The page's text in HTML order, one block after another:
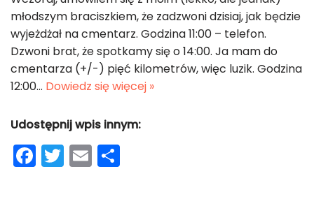
k
młodszym braciszkiem, że zadzwoni dzisiaj, jak będzie
wyjeżdżał na cmentarz. Godzina 11:00 – telefon.
Dzwoni brat, że spotkamy się o 14:00. Ja mam do
cmentarza (+/-) pięć kilometrów, więc luzik. Godzina
12:00… Dowiedz się więcej »
Udostępnij wpis innym:
F
a
T
w
E
m